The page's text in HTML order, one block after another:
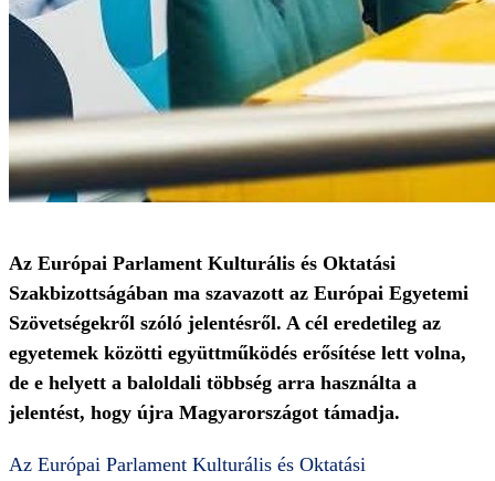
Az Európai Parlament Kulturális és Oktatási
Szakbizottságában ma szavazott az Európai Egyetemi
Szövetségekről szóló jelentésről. A cél eredetileg az
egyetemek közötti együttműködés erősítése lett volna,
de e helyett a baloldali többség arra használta a
jelentést, hogy újra Magyarországot támadja.
Az Európai Parlament Kulturális és Oktatási